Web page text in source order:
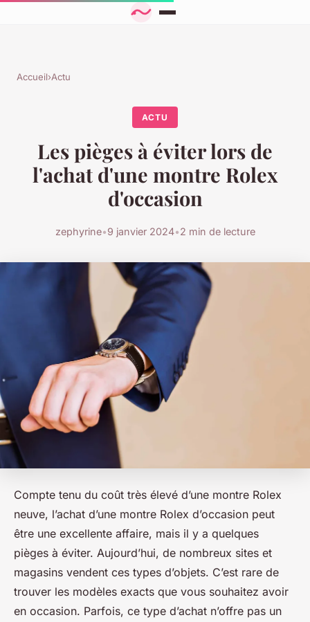
Accueil›Actu
ACTU
Les pièges à éviter lors de
l'achat d'une montre Rolex
d'occasion
zephyrine•9 janvier 2024•2 min de lecture
Compte tenu du coût très élevé d’une montre Rolex
neuve, l’achat d’une montre Rolex d’occasion peut
être une excellente affaire, mais il y a quelques
pièges à éviter. Aujourd’hui, de nombreux sites et
magasins vendent ces types d’objets. C’est rare de
trouver les modèles exacts que vous souhaitez avoir
en occasion. Parfois, ce type d’achat n’offre pas un